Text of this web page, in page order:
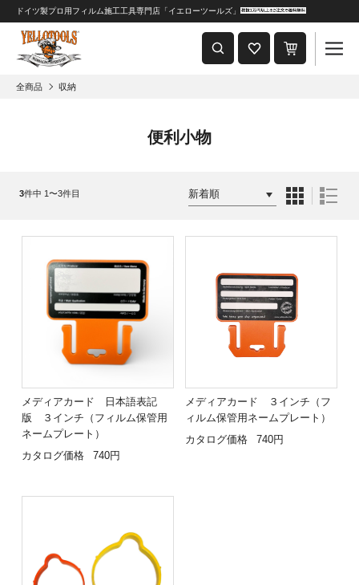
重要なおしらせ
2024年8月1日 価格改定につきまして
ドイツ製プロ用フィルム施工工具専門店「イエローツールズ」
全商品 収納
便利小物
3件中 1〜3件目
メディアカード 日本語表記
版 ３インチ（フィルム保管用
ネームプレート）
カタログ価格
740円
メディアカード ３インチ（フ
ィルム保管用ネームプレート）
カタログ価格
740円